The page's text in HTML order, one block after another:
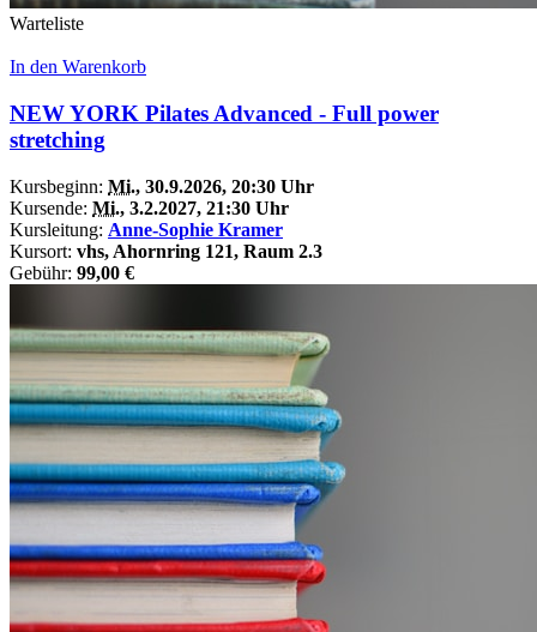
Warteliste
In den Warenkorb
NEW YORK Pilates Advanced - Full power
stretching
Kursbeginn: Mi., 30.9.2026, 20:30 Uhr
Kursende: Mi., 3.2.2027, 21:30 Uhr
Kursleitung: Anne-Sophie Kramer
Kursort: vhs, Ahornring 121, Raum 2.3
Gebühr: 99,00 €